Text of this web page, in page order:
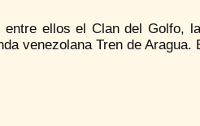
entre ellos el Clan del Golfo,
venezolana Tren de Aragua.